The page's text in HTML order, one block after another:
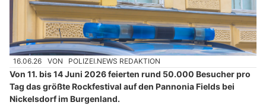
16.06.26 VON POLIZEI.NEWS REDAKTION
Von 11. bis 14 Juni 2026 feierten rund 50.000 Besucher pro
Tag das größte Rockfestival auf den Pannonia Fields bei
Nickelsdorf im Burgenland.